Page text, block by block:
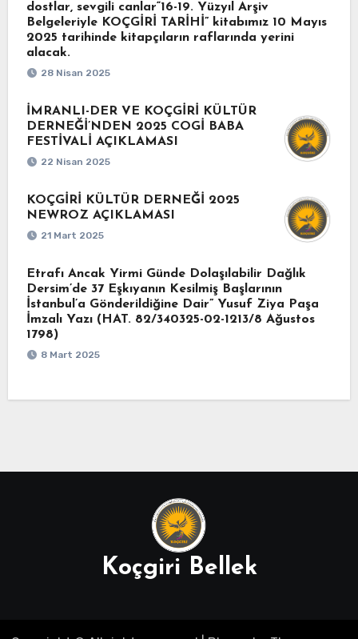
dostlar, sevgili canlar“16-19. Yüzyıl Arşiv
Belgeleriyle KOÇGİRİ TARİHİ” kitabımız 10 Mayıs
2025 tarihinde kitapçıların raflarında yerini
alacak.
28 Nisan 2025
İMRANLI-DER VE KOÇGİRİ KÜLTÜR
DERNEĞİ’NDEN 2025 COGİ BABA
FESTİVALİ AÇIKLAMASI
22 Nisan 2025
KOÇGİRİ KÜLTÜR DERNEĞİ 2025
NEWROZ AÇIKLAMASI
21 Mart 2025
Etrafı Ancak Yirmi Günde Dolaşılabilir Dağlık
Dersim’de 37 Eşkıyanın Kesilmiş Başlarının
İstanbul’a Gönderildiğine Dair” Yusuf Ziya Paşa
İmzalı Yazı (HAT. 82/340325-02-1213/8 Ağustos
1798)
8 Mart 2025
Koçgiri Bellek